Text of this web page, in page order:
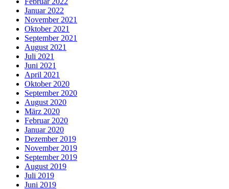
Januar 2022
November 2021
Oktober 2021
September 2021
August 2021
Juli 2021
Juni 2021
April 2021
Oktober 2020
September 2020
August 2020
März 2020
Februar 2020
Januar 2020
Dezember 2019
November 2019
September 2019
August 2019
Juli 2019
Juni 2019